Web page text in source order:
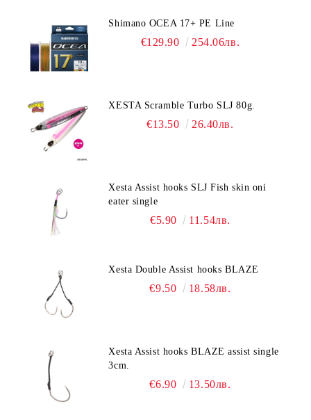
Shimano OCEA 17+ PE Line
€129.90 254.06лв.
XESTA Scramble Turbo SLJ 80g.
€13.50 26.40лв.
Xesta Assist hooks SLJ Fish skin oni
eater single
€5.90 11.54лв.
Xesta Double Assist hooks BLAZE
€9.50 18.58лв.
Xesta Assist hooks BLAZE assist single
3cm.
€6.90 13.50лв.